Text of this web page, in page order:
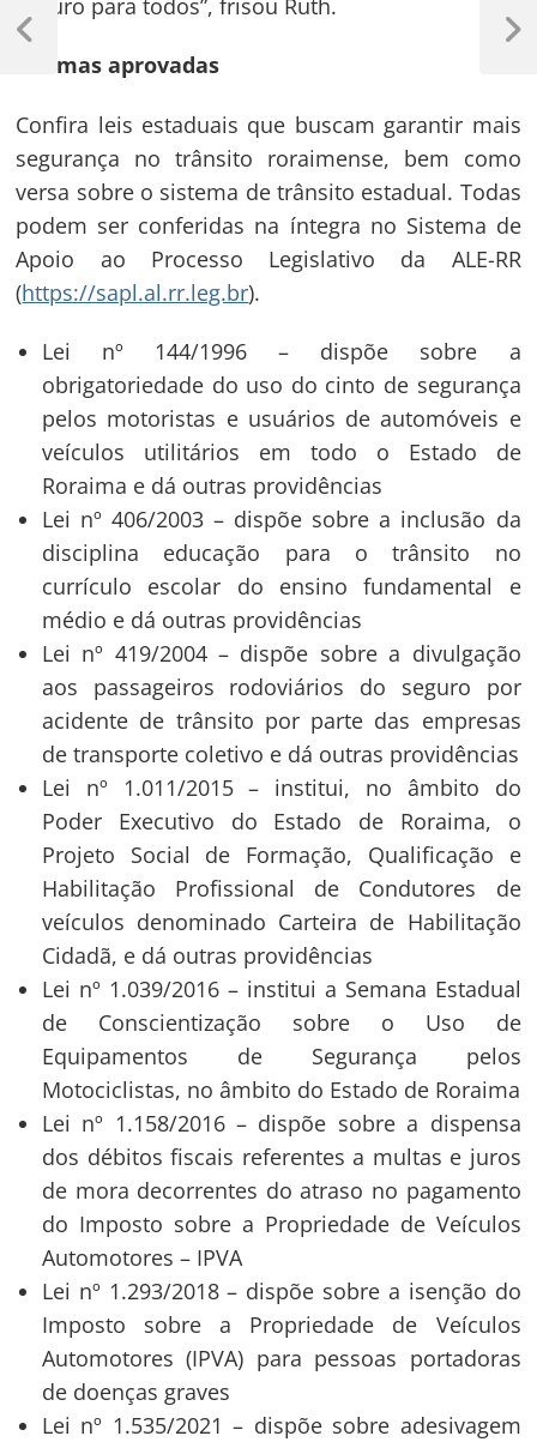
Normas aprovadas
Confira leis estaduais que buscam garantir mais
segurança no trânsito roraimense, bem como
versa sobre o sistema de trânsito estadual. Todas
podem ser conferidas na íntegra no Sistema de
Apoio ao Processo Legislativo da ALE-RR
(https://sapl.al.rr.leg.br).
Lei nº 144/1996 – dispõe sobre a
obrigatoriedade do uso do cinto de segurança
pelos motoristas e usuários de automóveis e
veículos utilitários em todo o Estado de
Roraima e dá outras providências
Lei nº 406/2003 – dispõe sobre a inclusão da
disciplina educação para o trânsito no
currículo escolar do ensino fundamental e
médio e dá outras providências
Lei nº 419/2004 – dispõe sobre a divulgação
aos passageiros rodoviários do seguro por
acidente de trânsito por parte das empresas
de transporte coletivo e dá outras providências
Lei nº 1.011/2015 – institui, no âmbito do
Poder Executivo do Estado de Roraima, o
Projeto Social de Formação, Qualificação e
Habilitação Profissional de Condutores de
veículos denominado Carteira de Habilitação
Cidadã, e dá outras providências
Lei nº 1.039/2016 – institui a Semana Estadual
de Conscientização sobre o Uso de
Equipamentos de Segurança pelos
Motociclistas, no âmbito do Estado de Roraima
Lei nº 1.158/2016 – dispõe sobre a dispensa
dos débitos fiscais referentes a multas e juros
de mora decorrentes do atraso no pagamento
do Imposto sobre a Propriedade de Veículos
Automotores – IPVA
Lei nº 1.293/2018 – dispõe sobre a isenção do
Imposto sobre a Propriedade de Veículos
Automotores (IPVA) para pessoas portadoras
de doenças graves
Lei nº 1.535/2021 – dispõe sobre adesivagem
de
Post
Previous
Next